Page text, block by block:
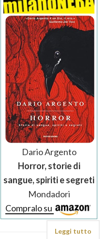
Dario Argento
Horror, storie di
sangue, spiriti e segreti
Mondadori
Compralo su
Leggi tutto